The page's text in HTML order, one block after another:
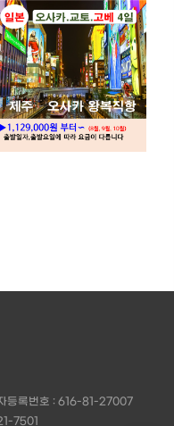
등록번호 : 616-81-27007
7501